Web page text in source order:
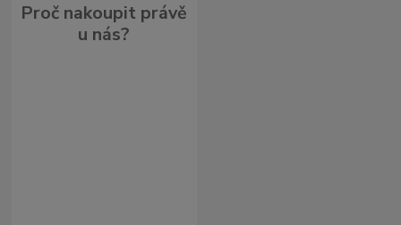
Proč nakoupit právě
u nás?